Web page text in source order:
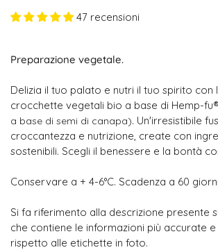
47 recensioni
Preparazione vegetale.
Delizia il tuo palato e nutri il tuo spirito con
crocchette vegetali bio a base di Hemp-fu®
a base di semi di canapa). Un'irresistibile
croccantezza e nutrizione, create con
sostenibili. Scegli il benessere e la bontà
Conservare a + 4-6°C. Scadenza a 60
Si fa riferimento alla descrizione presente
che contiene le informazioni più accurate
rispetto alle etichette in foto.